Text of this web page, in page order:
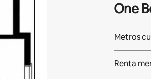
One
Metros
Renta